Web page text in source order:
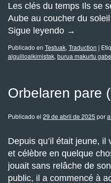
Les clés du temps Ils se
Aube au coucher du
Sigue leyendo →
Publicado en Testuak, Traduction |
alguilloalkimistak, burua makurtu gabe
Orbelaren pare
Publicado el 29 de abril de 2025 por
Depuis qu’il était jeune,
et célèbre en quelque
jouait sans relâche de
public, il a commencé à